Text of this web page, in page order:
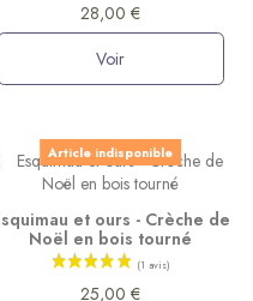
28,00 €
Voir
Article indisponible
et ours - Crèche de
Noël en bois tourné
25,00 €